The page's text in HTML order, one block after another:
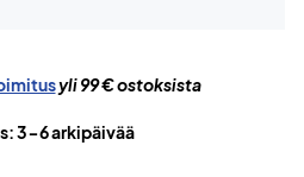
yli 99 € ostoksista
3-6 arkipäivää